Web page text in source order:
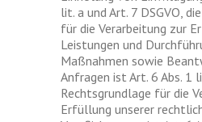
lit. a und Art. 7 DSGVO,
für die Verarbeitung zur
Leistungen und
Maßnahmen sowie
Anfragen ist Art. 6 Abs. 1
Rechtsgrundlage für die
Erfüllung unserer